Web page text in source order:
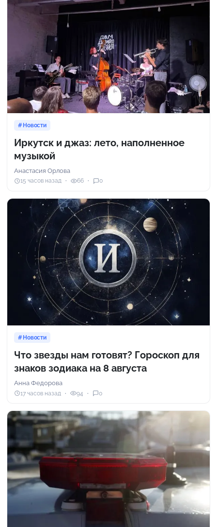
Новости
Иркутск и джаз: лето, наполненное
музыкой
Анастасия Орлова
15 часов назад 66 0
Новости
Что звезды нам готовят? Гороскоп для
знаков зодиака на 8 августа
Анна Федорова
17 часов назад 94 0